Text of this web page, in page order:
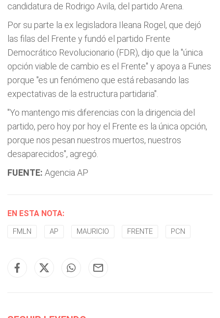
candidatura de Rodrigo Avila, del partido Arena.
Por su parte la ex legisladora Ileana Rogel, que dejó
las filas del Frente y fundó el partido Frente
Democrático Revolucionario (FDR), dijo que la "única
opción viable de cambio es el Frente" y apoya a Funes
porque "es un fenómeno que está rebasando las
expectativas de la estructura partidaria".
"Yo mantengo mis diferencias con la dirigencia del
partido, pero hoy por hoy el Frente es la única opción,
porque nos pesan nuestros muertos, nuestros
desaparecidos", agregó.
FUENTE: Agencia AP
EN ESTA NOTA:
FMLN AP MAURICIO FRENTE PCN